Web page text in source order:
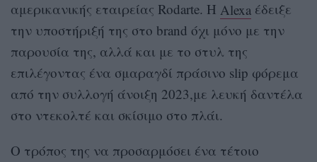
αμερικανικής εταιρείας Rodarte. Η Alexa έδειξε
την υποστήριξή της στο brand όχι μόνο με την
παρουσία της, αλλά και με το στυλ της
επιλέγοντας ένα σμαραγδί πράσινο slip φόρεμα
από την συλλογή άνοιξη 2023,με λευκή δαντέλα
στο ντεκολτέ και σκίσιμο στο πλάι.
Ο τρόπος της να προσαρμόσει ένα τέτοιο